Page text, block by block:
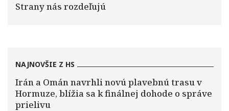
Strany nás rozdeľujú
NAJNOVŠIE Z HS
Irán a Omán navrhli novú plavebnú trasu v
Hormuze, blížia sa k finálnej dohode o správe
prielivu